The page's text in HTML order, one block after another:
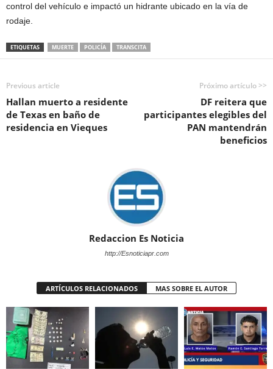
control del vehículo e impactó un hidrante ubicado en la vía de
rodaje.
ETIQUETAS MUERTE POLICÍA TRANSCITA
Previous article
Hallan muerto a residente
de Texas en baño de
residencia en Vieques
Próximo artículo >>
DF reitera que
participantes elegibles del
PAN mantendrán
beneficios
Redaccion Es Noticia
http://Esnoticiapr.com
ARTÍCULOS RELACIONADOS MAS SOBRE EL AUTOR